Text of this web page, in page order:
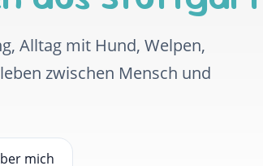
Alltag mit Hund, Welpen,
zwischen Mensch und
mich